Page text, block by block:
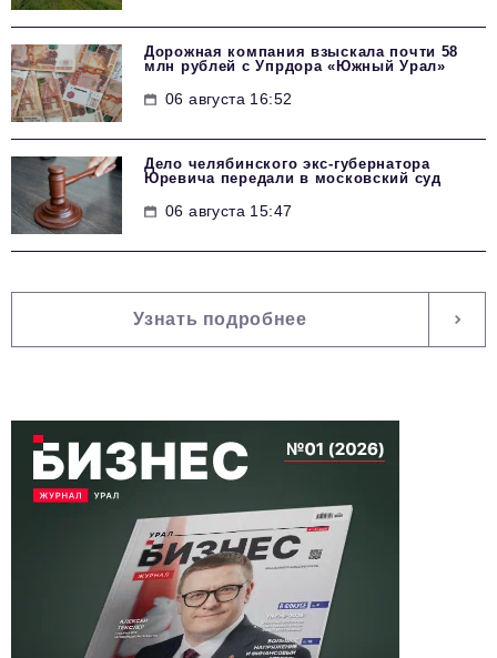
Дорожная компания взыскала почти 58
млн рублей с Упрдора «Южный Урал»
06 августа 16:52
Дело челябинского экс-губернатора
Юревича передали в московский суд
06 августа 15:47
Узнать подробнее